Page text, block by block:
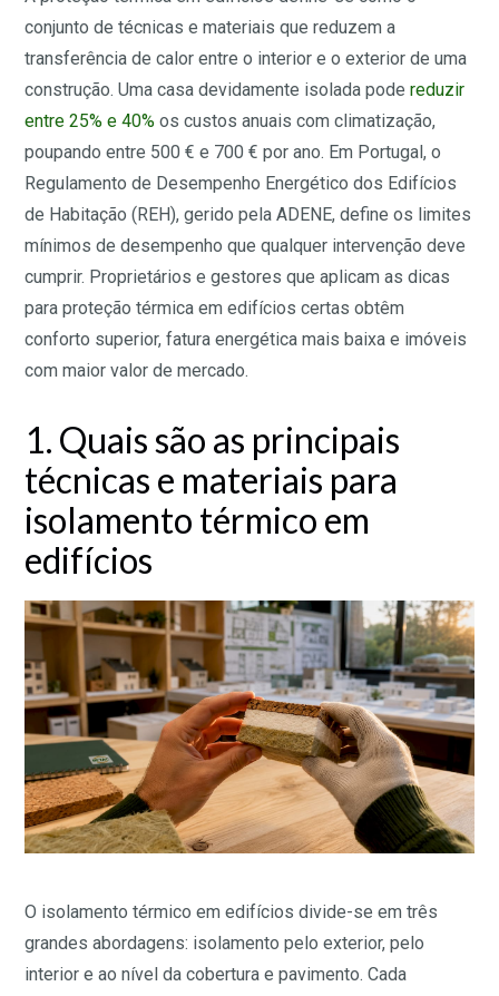
conjunto de técnicas e materiais que reduzem a
transferência de calor entre o interior e o exterior de uma
construção. Uma casa devidamente isolada podereduzir
entre 25% e 40% os custos anuais com climatização,
poupando entre 500 € e 700 € por ano. Em Portugal, o
Regulamento de Desempenho Energético dos Edifícios
de Habitação (REH), gerido pela ADENE, define os limites
mínimos de desempenho que qualquer intervenção deve
cumprir. Proprietários e gestores que aplicam as dicas
para proteção térmica em edifícios certas obtêm
conforto superior, fatura energética mais baixa e imóveis
com maior valor de mercado.
1. Quais são as principais
técnicas e materiais para
isolamento térmico em
edifícios
O isolamento térmico em edifícios divide-se em três
grandes abordagens: isolamento pelo exterior, pelo
interior e ao nível da cobertura e pavimento. Cada